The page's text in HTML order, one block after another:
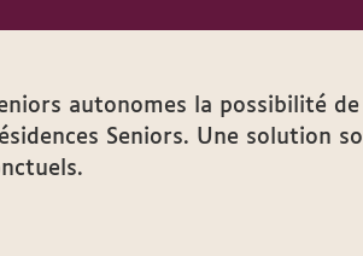
autonomes la possibilité
Seniors. Une solution